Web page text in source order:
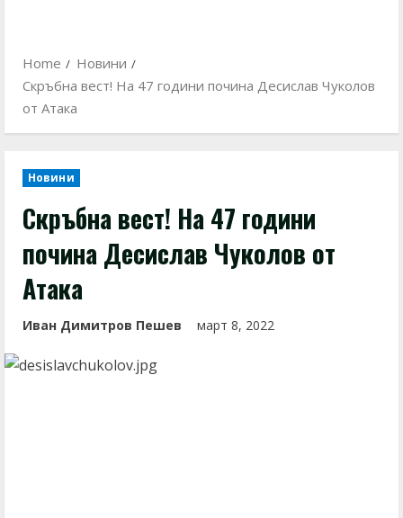
Home
Новини
Скръбна вест! На 47 години почина Десислав Чуколов
от Атака
Новини
Скръбна вест! На 47 години
почина Десислав Чуколов от
Атака
Иван Димитров Пешев март 8, 2022